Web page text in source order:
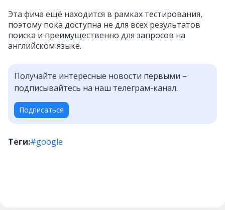
Эта фича ещё находится в рамках тестирования,
поэтому пока доступна не для всех результатов
поиска и преимущественно для запросов на
английском языке.
Получайте интересные новости первыми –
подписывайтесь на наш телеграм-канал.
Подписаться
Теги:#google